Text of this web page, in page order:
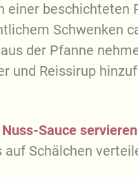
einer
Schwenken
der Pfanne
und Reissirup
Sauce servieren
auf Schälchen